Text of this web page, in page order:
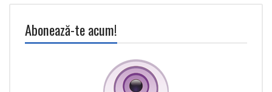
Abonează-te acum!